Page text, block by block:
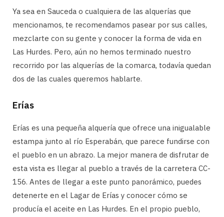
Ya sea en Sauceda o cualquiera de las alquerías que
mencionamos, te recomendamos pasear por sus calles,
mezclarte con su gente y conocer la forma de vida en
Las Hurdes. Pero, aún no hemos terminado nuestro
recorrido por las alquerías de la comarca, todavía quedan
dos de las cuales queremos hablarte.
Erías
Erías es una pequeña alquería que ofrece una inigualable
estampa junto al río Esperabán, que parece fundirse con
el pueblo en un abrazo. La mejor manera de disfrutar de
esta vista es llegar al pueblo a través de la carretera CC-
156. Antes de llegar a este punto panorámico, puedes
detenerte en el Lagar de Erías y conocer cómo se
producía el aceite en Las Hurdes. En el propio pueblo,